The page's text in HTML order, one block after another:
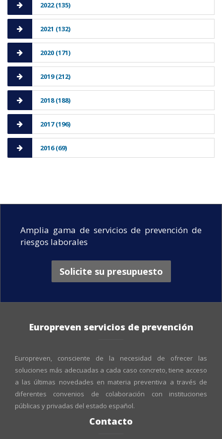
2022 (135)
2021 (132)
2020 (171)
2019 (212)
2018 (188)
2017 (196)
2016 (69)
Amplia gama de servicios de prevención de
riesgos laborales
Solicite su presupuesto
Europreven servicios de prevención
Europreven, consciente de la necesidad de ofrecer las
soluciones más adecuadas a cada caso concreto, tiene acceso
a las últimas novedades en materia preventiva a través de
diferentes convenios de colaboración con instituciones
públicas y privadas del estado español.
Contacto